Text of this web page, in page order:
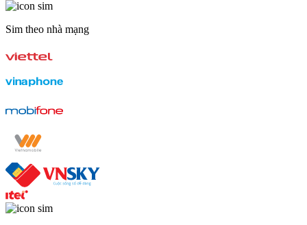
Sim theo nhà mạng